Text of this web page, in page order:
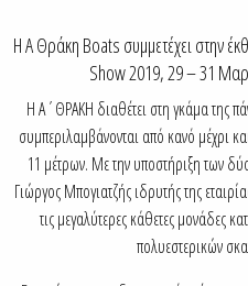
Η Α Θράκη Boats συμμετέχει στην
Show 2019, 29 – 31
H Α΄ΘΡΑΚΗ διαθέτει στη γκάµα της
συµπεριλαµβάνονται από κανό µέχρι
11 µέτρων. Με την υποστήριξη των
Γιώργος Μπογιατζής ιδρυτής της
τις µεγαλύτερες κάθετες µονάδες
πολυεστερικών